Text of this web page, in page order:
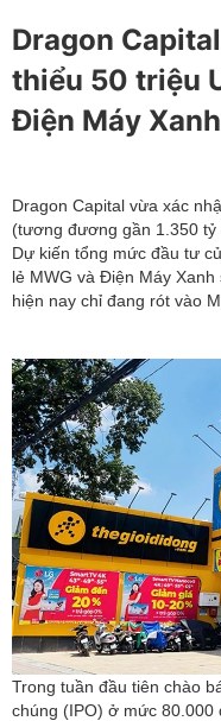
Dragon
thiểu 50 triệu
Điện Máy Xanh
Dragon Capital vừa xác
(tương đương gần 1.350 tỷ
Dự kiến tổng mức đầu tư
lẻ MWG và Điện Máy
hiện nay chỉ đang rót vào
Trong tuần đầu tiên chào
chúng (IPO) ở mức